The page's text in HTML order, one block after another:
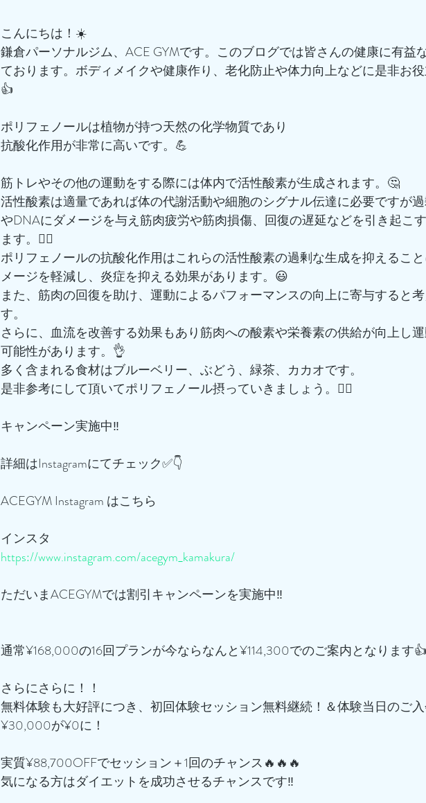
こんにちは！☀️
鎌倉パーソナルジム、ACE GYMです。このブログでは皆さんの健康に有益
ております。ボディメイクや健康作り、老化防止や体力向上などに是非お
👍
ポリフェノールは植物が持つ天然の化学物質であり
抗酸化作用が非常に高いです。💪
筋トレやその他の運動をする際には体内で活性酸素が生成されます。🤔
活性酸素は適量であれば体の代謝活動や細胞のシグナル伝達に必要ですが
やDNAにダメージを与え筋肉疲労や筋肉損傷、回復の遅延などを引き起こ
ます。🙋‍♂️
ポリフェノールの抗酸化作用はこれらの活性酸素の過剰な生成を抑えるこ
メージを軽減し、炎症を抑える効果があります。😃
また、筋肉の回復を助け、運動によるパフォーマンスの向上に寄与すると
す。
さらに、血流を改善する効果もあり筋肉への酸素や栄養素の供給が向上し
可能性があります。👌
多く含まれる食材はブルーベリー、ぶどう、緑茶、カカオです。
是非参考にして頂いてポリフェノール摂っていきましょう。🏋️‍♀️
キャンペーン実施中‼️
詳細はInstagramにてチェック✅👇
ACEGYM Instagram はこちら
インスタ
https://www.instagram.com/acegym_kamakura/
ただいまACEGYMでは割引キャンペーンを実施中‼️
通常¥168,000の16回プランが今ならなんと¥114,300でのご案内となります👍
さらにさらに！！
無料体験も大好評につき、初回体験セッション無料継続！＆体験当日のご
¥30,000が¥0に！
実質¥88,700OFFでセッション＋1回のチャンス🔥🔥🔥
気になる方はダイエットを成功させるチャンスです‼️